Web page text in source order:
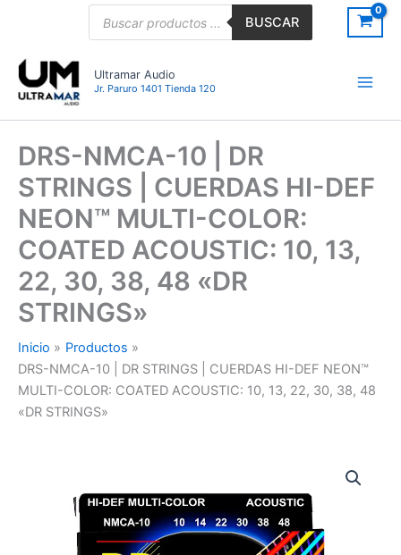
BUSCAR
Ultramar Audio
Jr. Paruro 1401 Tienda 120
DRS-NMCA-10 | DR
STRINGS | CUERDAS HI-DEF
NEON™ MULTI-COLOR:
COATED ACOUSTIC: 10, 13,
22, 30, 38, 48 «DR
STRINGS»
Inicio
Productos
DRS-NMCA-10 | DR STRINGS | CUERDAS HI-DEF NEON™
MULTI-COLOR: COATED ACOUSTIC: 10, 13, 22, 30, 38, 48
«DR STRINGS»